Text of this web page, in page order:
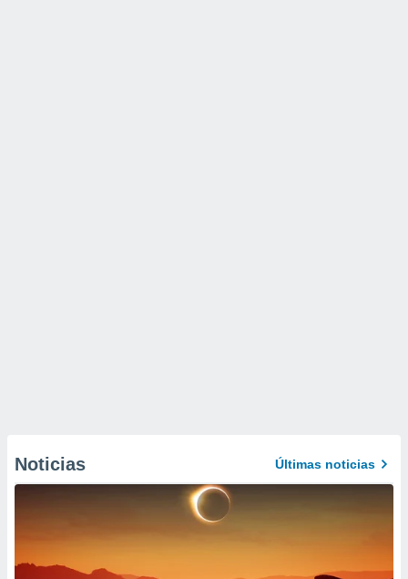
Noticias Últimas noticias